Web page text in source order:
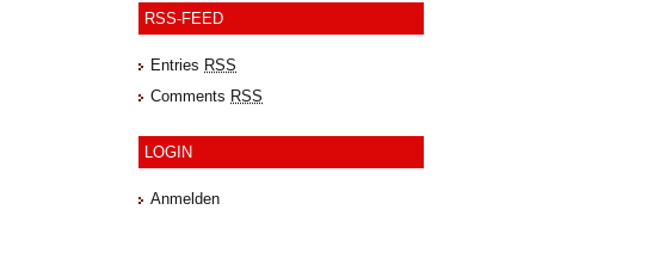
RSS-FEED
Entries RSS
Comments RSS
LOGIN
Anmelden